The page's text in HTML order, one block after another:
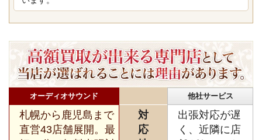
オーディオサウンド 他社サービス
札幌から鹿児島まで
直営43店舗展開。最
対
応
出張対応が遅
く、近隣に店